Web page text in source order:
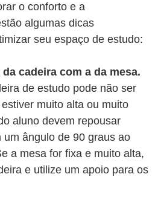
o conforto e a
algumas dicas
seu espaço de estudo:
cadeira com a da mesa.
de estudo pode não ser
muito alta ou muito
aluno devem repousar
ângulo de 90 graus ao
a mesa for fixa e muito alta,
e utilize um apoio para os